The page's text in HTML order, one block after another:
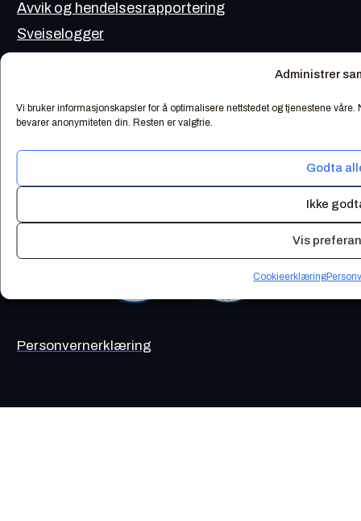
Administrer
Vi bruker informasjonskapsler for å optimalisere nettstedet og tjenestene
bevarer anonymiteten din. Resten er valgfrie.
Godta
Ikke
Vis
Cookieerklæring
Avvik og hendelsesrapportering
Sveiselogger
Weld IT er ISO 9001 og ISO 14001 akkreditert
Personvernerklæring